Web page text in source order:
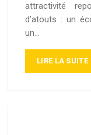
attractivité
d’atouts : un
un…
LIRE LA SUITE